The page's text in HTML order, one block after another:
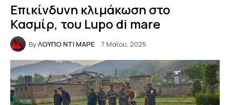
Επικίνδυνη κλιμάκωση στο
Κασμίρ, του Lupo di mare
ByΛΟΥΠΟ ΝΤΙ ΜΑΡΕ 7 Μαΐου, 2025